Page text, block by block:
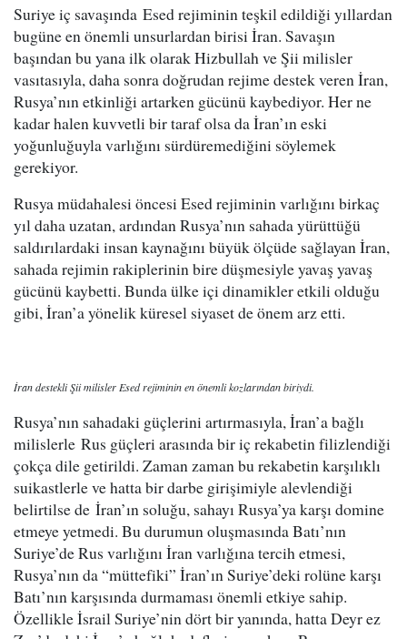
Suriye iç savaşında Esed rejiminin teşkil edildiği yıllardan
bugüne en önemli unsurlardan birisi İran. Savaşın
başından bu yana ilk olarak Hizbullah ve Şii milisler
vasıtasıyla, daha sonra doğrudan rejime destek veren İran,
Rusya’nın etkinliği artarken gücünü kaybediyor. Her ne
kadar halen kuvvetli bir taraf olsa da İran’ın eski
yoğunluğuyla varlığını sürdüremediğini söylemek
gerekiyor.
Rusya müdahalesi öncesi Esed rejiminin varlığını birkaç
yıl daha uzatan, ardından Rusya’nın sahada yürüttüğü
saldırılardaki insan kaynağını büyük ölçüde sağlayan İran,
sahada rejimin rakiplerinin bire düşmesiyle yavaş yavaş
gücünü kaybetti. Bunda ülke içi dinamikler etkili olduğu
gibi, İran’a yönelik küresel siyaset de önem arz etti.
İran destekli Şii milisler Esed rejiminin en önemli kozlarından biriydi.
Rusya’nın sahadaki güçlerini artırmasıyla, İran’a bağlı
milislerle Rus güçleri arasında bir iç rekabetin filizlendiği
çokça dile getirildi. Zaman zaman bu rekabetin karşılıklı
suikastlerle ve hatta bir darbe girişimiyle alevlendiği
belirtilse de İran’ın soluğu, sahayı Rusya’ya karşı domine
etmeye yetmedi. Bu durumun oluşmasında Batı’nın
Suriye’de Rus varlığını İran varlığına tercih etmesi,
Rusya’nın da “müttefiki” İran’ın Suriye’deki rolüne karşı
Batı’nın karşısında durmaması önemli etkiye sahip.
Özellikle İsrail Suriye’nin dört bir yanında, hatta Deyr ez